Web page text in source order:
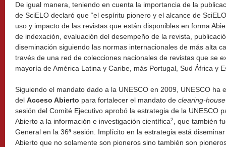
De igual manera, teniendo en cuenta la importancia de la
de SciELO declaró que “el espíritu pionero y el alcance de
uso y impacto de las revistas que están disponibles en forma
de indexación, evaluación del desempeño de la revista,
diseminación siguiendo las normas internacionales de más alta
través de una red de colecciones nacionales de revistas que se
mayoría de América Latina y Caribe, más Portugal, Sud África y
Siguiendo el mandato dado a la UNESCO en 2009, UNESCO ha
del Acceso Abierto para fortalecer el mandato de clearing-house
sesión del Comité Ejecutivo aprobó la estrategia de la UNESCO
Abierto a la información e investigación científica2
, que también
General en la 36ª sesión. Implícito en la estrategia está
Abierto que no solamente son pioneros sino también son